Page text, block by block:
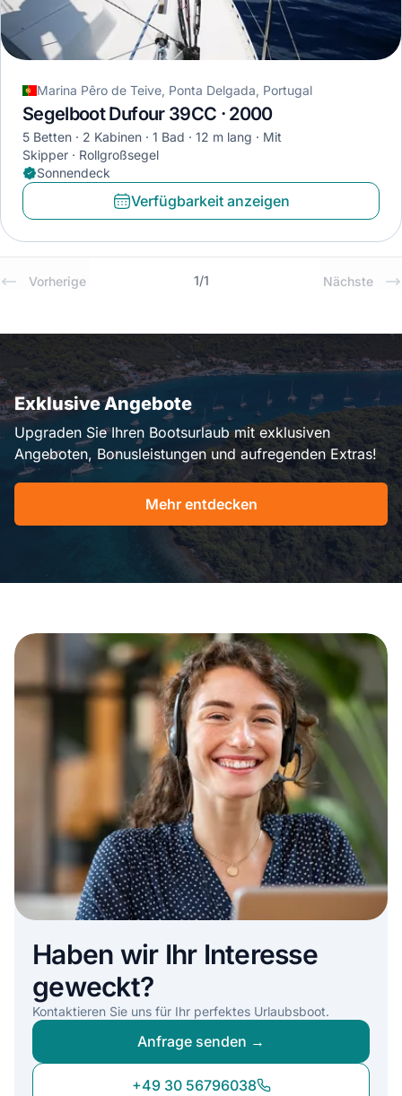
Marina Pêro de Teive, Ponta Delgada, Portugal
Segelboot Dufour 39CC · 2000
5 Betten 2 Kabinen 1 Bad 12 m lang
Mit
Skipper
Rollgroßsegel
Sonnendeck
Verfügbarkeit anzeigen
Vorherige 1/1 Nächste
Exklusive Angebote
Upgraden Sie Ihren Bootsurlaub mit exklusiven
Angeboten, Bonusleistungen und aufregenden Extras!
Mehr entdecken
Haben wir Ihr Interesse
geweckt?
Kontaktieren Sie uns für Ihr perfektes Urlaubsboot.
Anfrage senden →
+49 30 56796038